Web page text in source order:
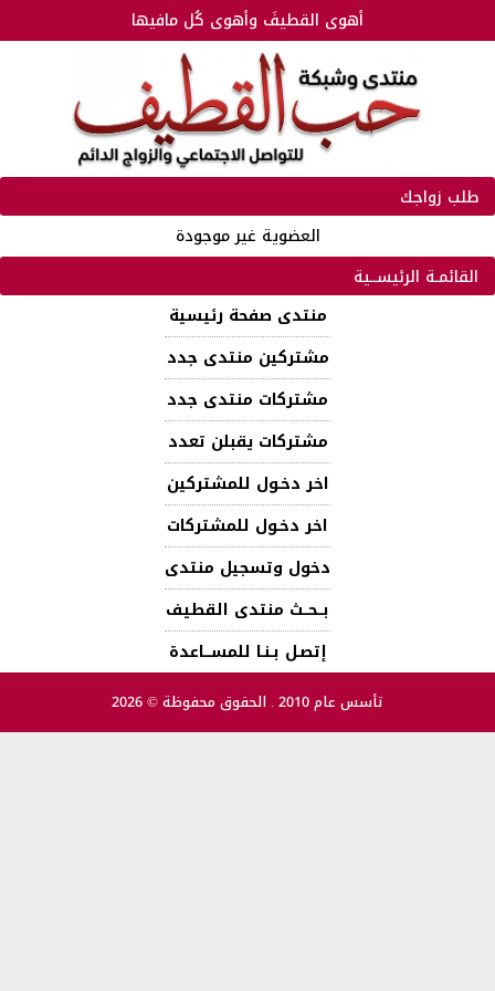
أهوى القطيفَ وأهوى كُل مافيها
طلب زواجك
العضوية غير موجودة
القائمـة الرئيســية
منتدى صفحة رئيسية
مشتركين منتدى جدد
مشتركات منتدى جدد
مشتركات يقبلن تعدد
اخر دخـول للمشتركين
اخر دخـول للمشتركات
دخول وتسجيل منتدى
بــحــث منتدى القطيف
إتصـل بـنـا للمســـاعدة
تأسس عام 2010 . الحقوق محفوظة © 2026